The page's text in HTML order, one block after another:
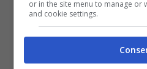
alla sua orbita
or in the site menu to manage or
and cookie settings.